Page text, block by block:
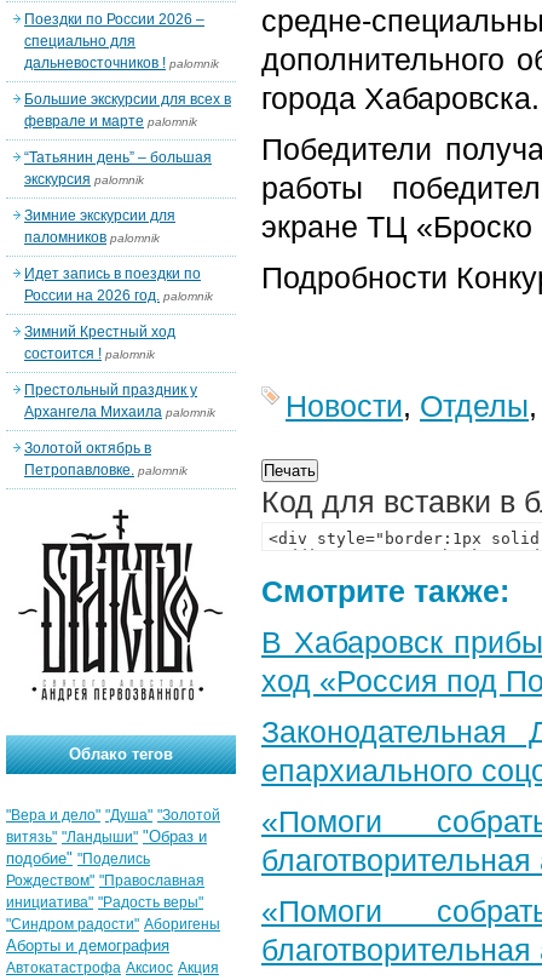
средне-
дополнительного
города Хабаровска.
Победители
работы
экране ТЦ
Подробности
Новости, Отделы
Код для вставки в
Смотрите также:
В Хабаровск
ход «Россия под
епархиального
«Помоги
«Помоги
Поездки по России 2026 –
специально для
дальневосточников ! palomnik
Большие экскурсии для всех в
феврале и марте palomnik
“Татьянин день” – большая
экскурсия palomnik
Зимние экскурсии для
паломников palomnik
Идет запись в поездки по
России на 2026 год. palomnik
Зимний Крестный ход
состоится ! palomnik
Престольный праздник у
Архангела Михаила palomnik
Золотой октябрь в
Петропавловке. palomnik
Облако тегов
"Вера и дело" "Душа" "Золотой
витязь" "Ландыши" "Образ и
подобие" "Поделись
Рождеством" "Православная
инициатива" "Радость веры"
"Синдром радости" Аборигены
Аборты и демография
Автокатастрофа Аксиос Акция